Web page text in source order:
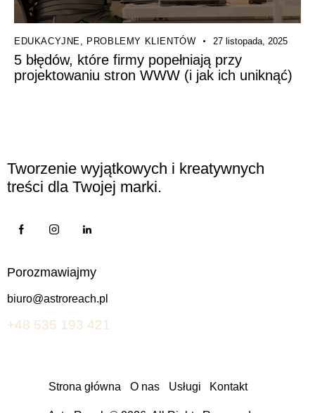
EDUKACYJNE PROBLEMY KLIENTÓW 27 listopada, 2025
5 błędów, które firmy popełniają przy
projektowaniu stron WWW (i jak ich uniknąć)
Tworzenie wyjątkowych i kreatywnych
treści dla Twojej marki.
Porozmawiajmy
biuro@astroreach.pl
+48 535 193 421
Strona główna O nas Usługi Kontakt